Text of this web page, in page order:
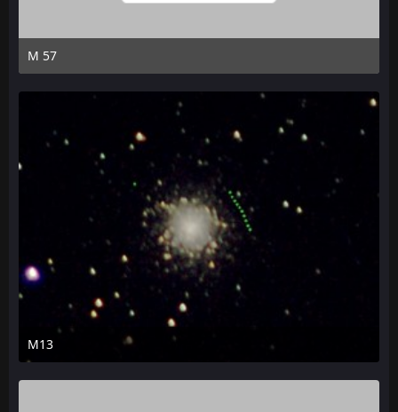
M 57
13. August 2012 um 14:33
M13
13. August 2012 um 14:32